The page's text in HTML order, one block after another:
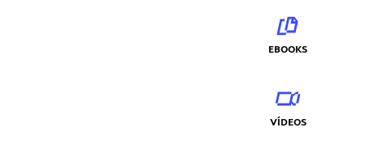
EBOOKS
VÍDEOS